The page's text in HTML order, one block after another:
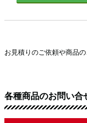
お見積りのご依頼や商品
各種商品のお問い合